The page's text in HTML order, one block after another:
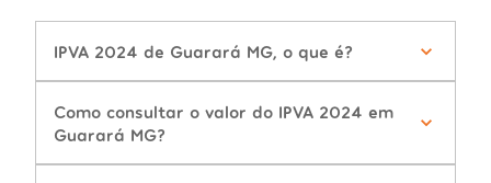
IPVA 2024 de Guarará MG, o que é?
Como consultar o valor do IPVA 2024 em
Guarará MG?